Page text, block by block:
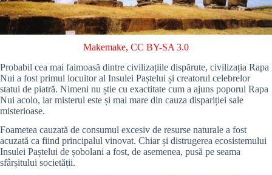
Makemake, CC BY-SA 3.0
Probabil cea mai faimoasă dintre civilizațiile dispărute, civilizația Rapa
Nui a fost primul locuitor al Insulei Paștelui și creatorul celebrelor
statui de piatră. Nimeni nu știe cu exactitate cum a ajuns poporul Rapa
Nui acolo, iar misterul este și mai mare din cauza dispariției sale
misterioase.
Foametea cauzată de consumul excesiv de resurse naturale a fost
acuzată ca fiind principalul vinovat. Chiar și distrugerea ecosistemului
Insulei Paștelui de șobolani a fost, de asemenea, pusă pe seama
sfârșitului societății.